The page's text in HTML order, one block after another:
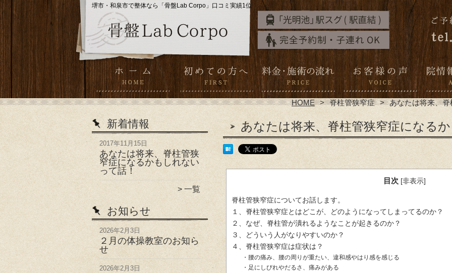
堺市・和泉市で整体なら「骨盤Lab Corpo」口コミ実績1位
HOME 脊柱管狭窄症 あなたは将来、
新着情報
2017年11月15日
あなたは将来、脊柱管狭
窄症になるかもしれない
って話！
一覧
お知らせ
2026年2月3日
２月の体操教室のお知ら
せ
2026年2月3日
あなたは将来、脊柱管狭窄症になる
目次 [非表示]
脊柱管狭窄症についてお話します。
１、脊柱管狭窄症とはどこが、どのようになってしまってるのか？
２、なぜ、脊柱管が潰れるようなことが起きるのか？
３、どういう人がなりやすいのか？
４、脊柱管狭窄症は症状は？
・腰の痛み、腰の周りが重たい、違和感やはり感を感じる
・足にしびれやだるさ、痛みがある